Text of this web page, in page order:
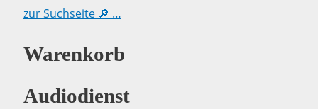
zur Suchseite 🔎 …
Warenkorb
Audiodienst